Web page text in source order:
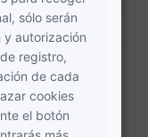
doble
28 cm
50,00 €